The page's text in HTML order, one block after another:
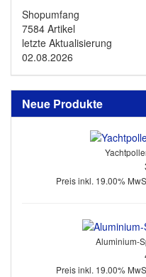
Shopumfang
7584 Artikel
letzte Aktualisierung
02.08.2026
Neue Produkte
Preis inkl. 19.00%
Aluminium-
Preis inkl. 19.00%